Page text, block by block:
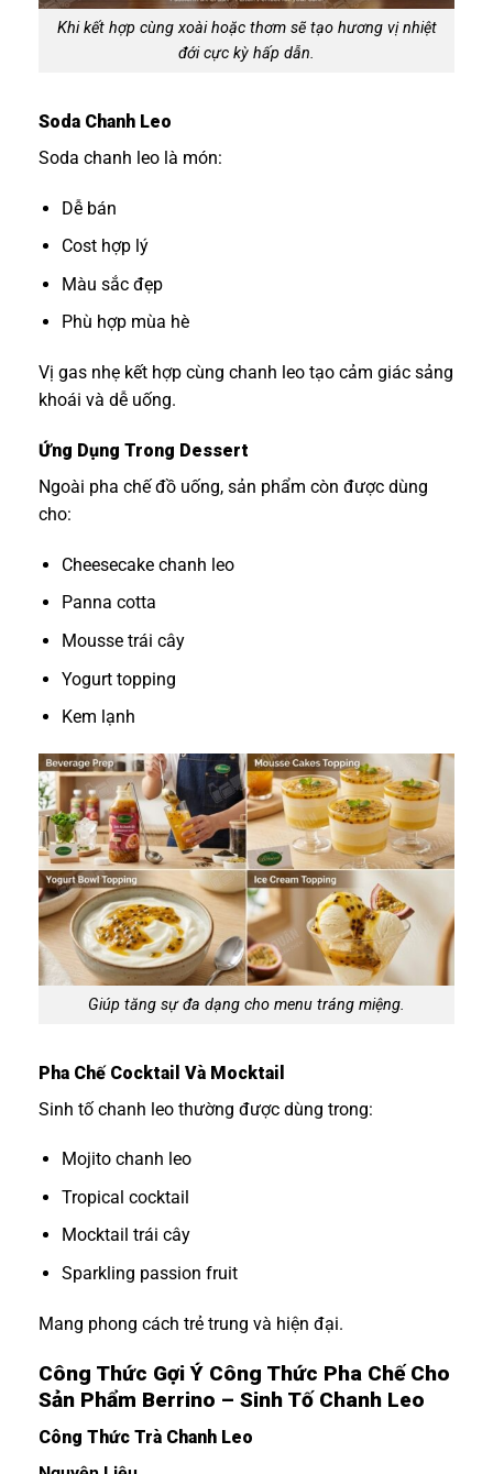
Khi kết hợp cùng xoài hoặc thơm sẽ tạo hương vị nhiệt
đới cực kỳ hấp dẫn.
Soda Chanh Leo
Soda chanh leo là món:
Dễ bán
Cost hợp lý
Màu sắc đẹp
Phù hợp mùa hè
Vị gas nhẹ kết hợp cùng chanh leo tạo cảm giác sảng
khoái và dễ uống.
Ứng Dụng Trong Dessert
Ngoài pha chế đồ uống, sản phẩm còn được dùng
cho:
Cheesecake chanh leo
Panna cotta
Mousse trái cây
Yogurt topping
Kem lạnh
Giúp tăng sự đa dạng cho menu tráng miệng.
Pha Chế Cocktail Và Mocktail
Sinh tố chanh leo thường được dùng trong:
Mojito chanh leo
Tropical cocktail
Mocktail trái cây
Sparkling passion fruit
Mang phong cách trẻ trung và hiện đại.
Công Thức Gợi Ý Công Thức Pha Chế Cho
Sản Phẩm Berrino – Sinh Tố Chanh Leo
Công Thức Trà Chanh Leo